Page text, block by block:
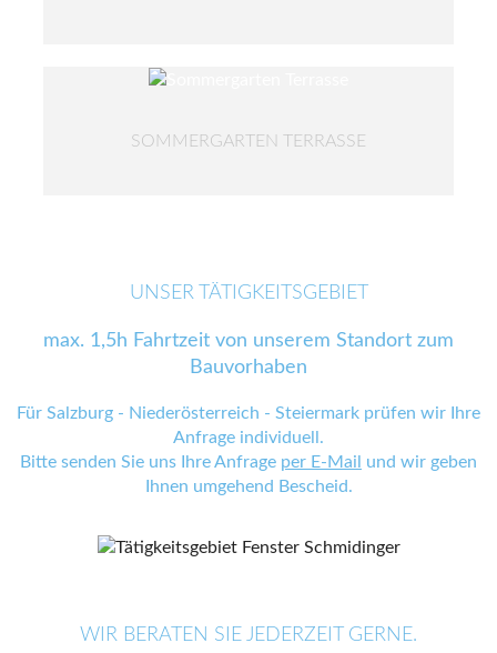
SOMMERGARTEN TERRASSE
UNSER TÄTIGKEITSGEBIET
max. 1,5h Fahrtzeit von unserem Standort zum
Bauvorhaben
Für Salzburg - Niederösterreich - Steiermark prüfen wir Ihre
Anfrage individuell.
Bitte senden Sie uns Ihre Anfrage per E-Mail
und wir geben
Ihnen umgehend Bescheid.
WIR BERATEN SIE JEDERZEIT GERNE.